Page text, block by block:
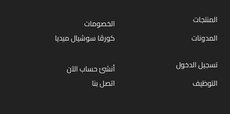
المنتجات
الخصومات
المدونات
كورڤا سوشيال ميديا
تسجيل الدخول
أنشئ حساب الآن
التوظيف
اتصل بنا